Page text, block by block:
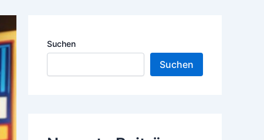
Suchen
Suchen